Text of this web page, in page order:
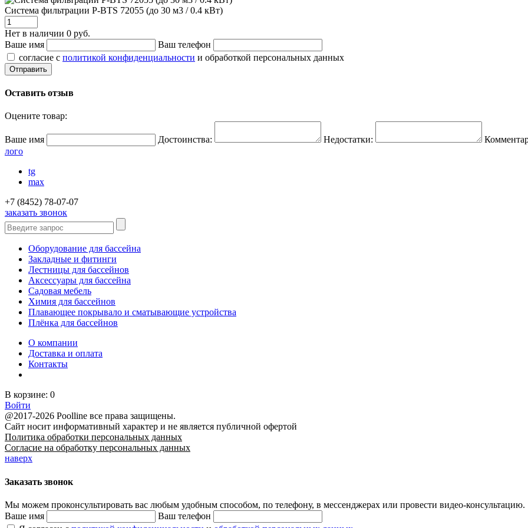
Система фильтрации P-BTS 72055 (до 30 м3 / 0.4 кВт)
Нет в наличии 0 руб.
Ваше имя
Ваш телефон
согласие с политикой конфиденциальности и обработкой персональных данных
Оставить отзыв
Оцените товар:
Ваше имя Достоинства: Недостатки:
лого
tg
max
+7 (8452) 78-07-07
заказать звонок
Оборудование для бассейна
Закладные и фитинги
Лестницы для бассейнов
Аксессуары для бассейна
Садовая мебель
Химия для бассейнов
Плавающее покрывало и сматывающие устройства
Плёнка для бассейнов
О компании
Доставка и оплата
Контакты
В корзине: 0
Войти
@2017-2026 Poolline все права защищены.
Сайт носит информативный характер и не является публичной офертой
Политика обработки персональных данных
Согласие на обработку персональных данных
наверх
Заказать звонок
Мы можем проконсультировать вас любым удобным способом, по телефону, в мессенджерах или провести видео-консультацию.
Ваше имя
Ваш телефон